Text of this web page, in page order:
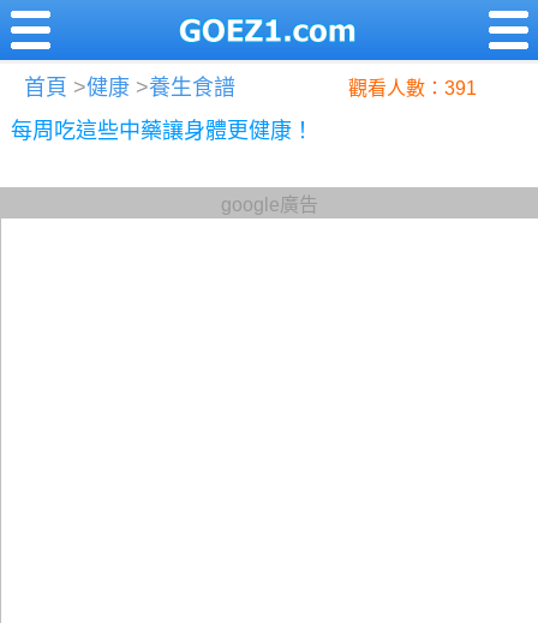
首頁 >健康 >養生食譜 觀看人數：391
每周吃這些中藥讓身體更健康！
google廣告